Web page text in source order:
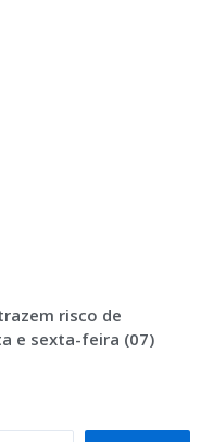
risco de
e sexta-feira (07)